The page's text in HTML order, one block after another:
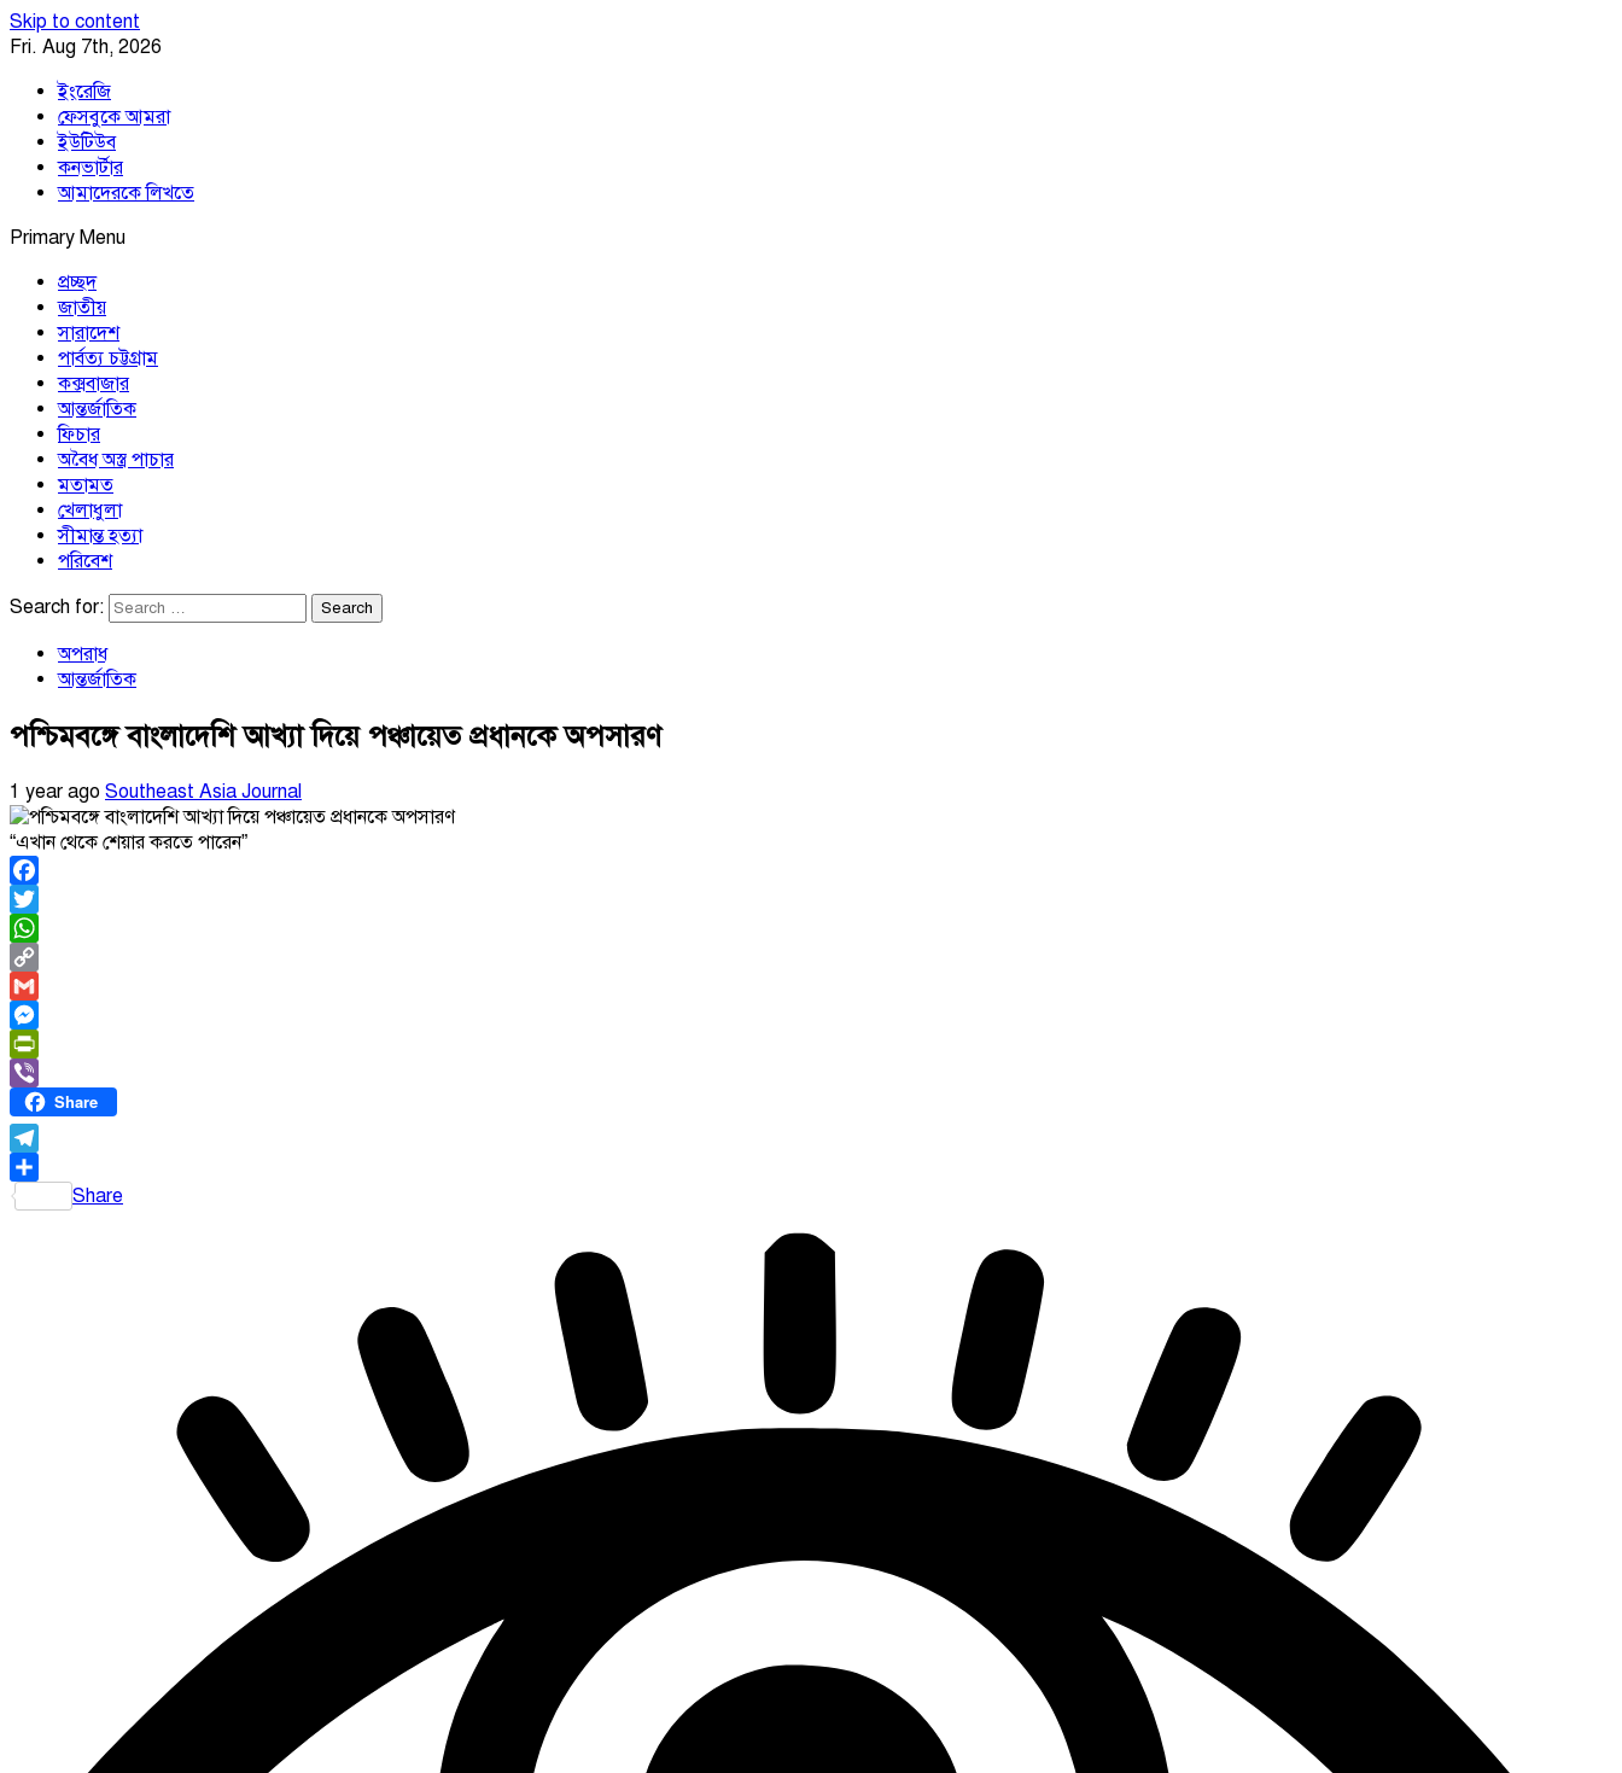
Skip to content
Fri. Aug 7th, 2026
ইংরেজি
ফেসবুকে আমরা
ইউটিউব
কনভার্টার
আমাদেরকে লিখতে
Primary Menu
Southeast Asia Journal
প্রচ্ছদ
জাতীয়
সারাদেশ
পার্বত্য চট্টগ্রাম
কক্সবাজার
আন্তর্জাতিক
ফিচার
অবৈধ অস্ত্র পাচার
মতামত
খেলাধুলা
সীমান্ত হত্যা
পরিবেশ
Search for:
অপরাধ
আন্তর্জাতিক
পশ্চিমবঙ্গে বাংলাদেশি আখ্যা দিয়ে পঞ্চায়েত প্রধানকে অপসারণ
1 year ago Southeast Asia Journal
“এখান থেকে শেয়ার করতে পারেন”
Facebook
Twitter
WhatsApp
Copy
Link
Gmail
Messenger
PrintFriendly
Viber Share
Telegram
Share